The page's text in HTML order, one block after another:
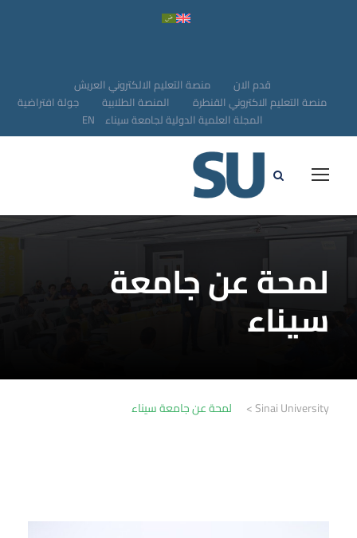
قدم الان
منصة التعليم الالكتروني العريش
منصة التعليم الاكتروني القنطرة
المنصة الطلابية
جولة افتراضية
المجلة العلمية الدولية لجامعة سيناء EN
لمحة عن جامعة
سيناء
Sinai University
> لمحة عن جامعة سيناء